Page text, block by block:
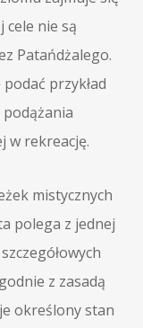
cele nie są
Patańdżalego.
przykład
w rekreację.
mistycznych
polega z jednej
z zasadą
określony stan